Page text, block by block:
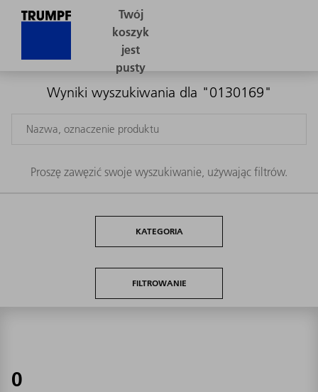
Wyniki wyszukiwania dla "0130169"
Proszę zawęzić swoje wyszukiwanie, używając filtrów.
KATEGORIA
FILTROWANIE
0